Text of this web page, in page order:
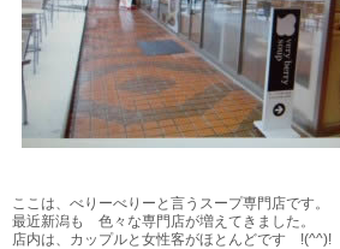
ここは、べりーべりーと言うスープ専門店です。
最近新潟も 色々な専門店が増えてきました。
店内は、カップルと女性客がほとんどです !(^^)!